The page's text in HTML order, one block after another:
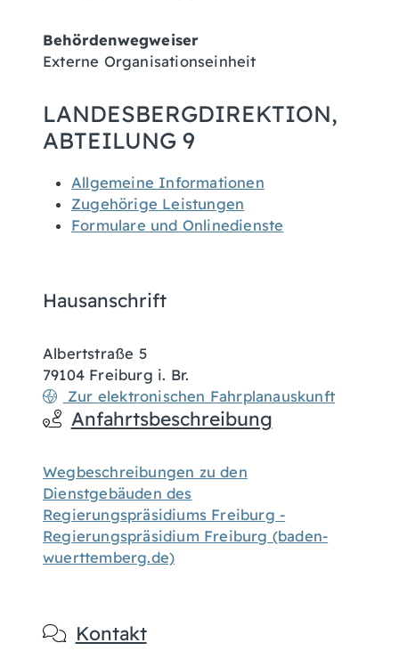
Behördenwegweiser
Externe Organisationseinheit
LANDESBERGDIREKTION,
ABTEILUNG 9
Allgemeine Informationen
Zugehörige Leistungen
Formulare und Onlinedienste
Hausanschrift
Albertstraße 5
79104 Freiburg i. Br.
Zur elektronischen Fahrplanauskunft
Anfahrtsbeschreibung
Wegbeschreibungen zu den
Dienstgebäuden des
Regierungspräsidiums Freiburg -
Regierungspräsidium Freiburg (baden-
wuerttemberg.de)
Kontakt